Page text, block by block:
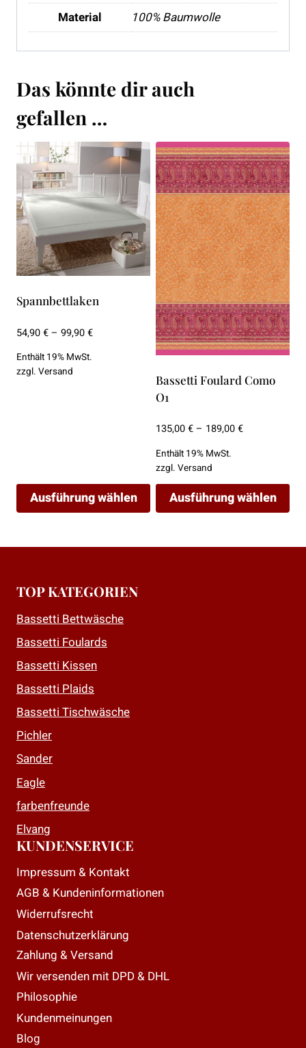
Material 100% Baumwolle
Das könnte dir auch
gefallen …
Spannbettlaken
54,90€– 99,90€Preisspanne:
Enthält 19% MwSt.
zzgl. Versand
Ausführung wählen
Varianten
auf.
Optionen
können
auf
der
gewählt
werden
Bassetti Foulard Como
O1
135,00€– 189,00€Preisspanne:
Enthält 19% MwSt.
zzgl. Versand
Ausführung wählen
TOP KATEGORIEN
Bassetti Bettwäsche
Bassetti Foulards
Bassetti Kissen
Bassetti Plaids
Bassetti Tischwäsche
Pichler
Sander
Eagle
farbenfreunde
Elvang
KUNDENSERVICE
Impressum & Kontakt
AGB & Kundeninformationen
Widerrufsrecht
Datenschutzerklärung
Zahlung & Versand
Wir versenden mit DPD & DHL
Philosophie
Kundenmeinungen
Blog